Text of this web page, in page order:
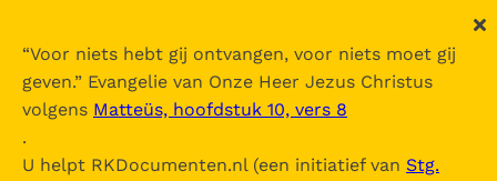
“Voor niets hebt gij ontvangen, voor niets moet gij
geven.” Evangelie van Onze Heer Jezus Christus
volgens Matteüs, hoofdstuk 10, vers 8
.
U helpt RKDocumenten.nl (een initiatief van Stg.